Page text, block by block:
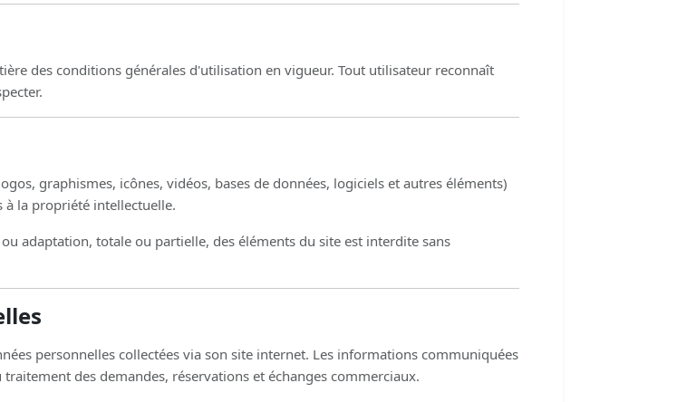
des conditions générales d'utilisation en vigueur. Tout utilisateur reconnaît
graphismes, icônes, vidéos, bases de données, logiciels et autres éléments)
à la propriété intellectuelle.
adaptation, totale ou partielle, des éléments du site est interdite sans
personnelles collectées via son site internet. Les informations communiquées
des demandes, réservations et échanges commerciaux.